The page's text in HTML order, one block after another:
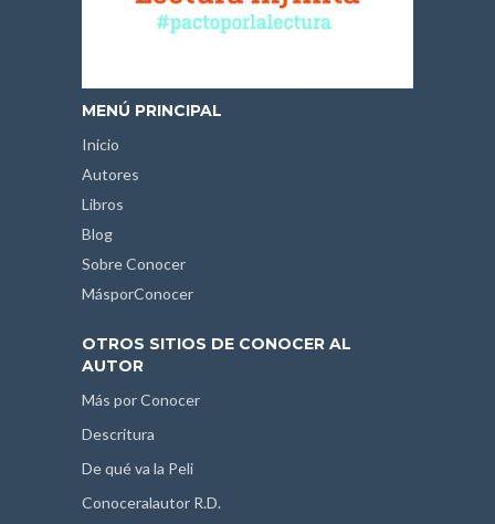
MENÚ PRINCIPAL
Inicio
Autores
Libros
Blog
Sobre Conocer
MásporConocer
OTROS SITIOS DE CONOCER AL
AUTOR
Más por Conocer
Descritura
De qué va la Peli
Conoceralautor R.D.